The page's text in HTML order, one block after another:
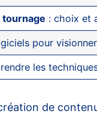
tournage : choix et
pour
les
de